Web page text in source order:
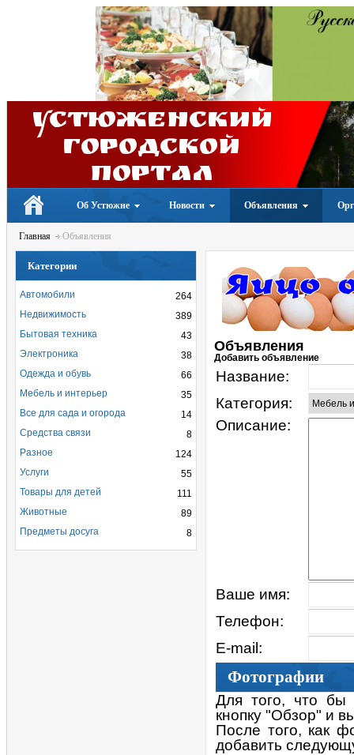
Устюженский
Городской
портал
Об Устюжне Новости Объявления
Главная Объявления
Объявления
Добавить объявление
Название:
Категория:
Описание:
Ваше имя:
Телефон:
E-mail:
Фотографии
Для того, что бы
кнопку "Обзор" и
После того, как
добавить
Категории
264
Автомобили
389
Недвижимость
43
Бытовая техника
38
Электроника
66
Одежда и обувь
35
Мебель и интерьер
14
Все для сада и огорода
8
Средства связи
124
Разное
55
Услуги
111
Товары для детей
89
Животные
8
Предметы досуга